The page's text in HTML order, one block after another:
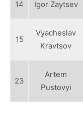
14 Igor Zaytsev
15
Vyacheslav
Kravtsov
23
Artem
Pustovyi